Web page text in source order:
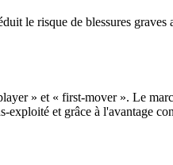
le risque de blessures
» et « first-mover ». Le
et grâce à l'avantage